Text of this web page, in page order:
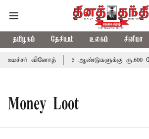
தமிழகம் தேசியம் உலகம் சினிமா
வினோத் 5 ஆண்டுகளுக்கு ரூ.600
Money Loot